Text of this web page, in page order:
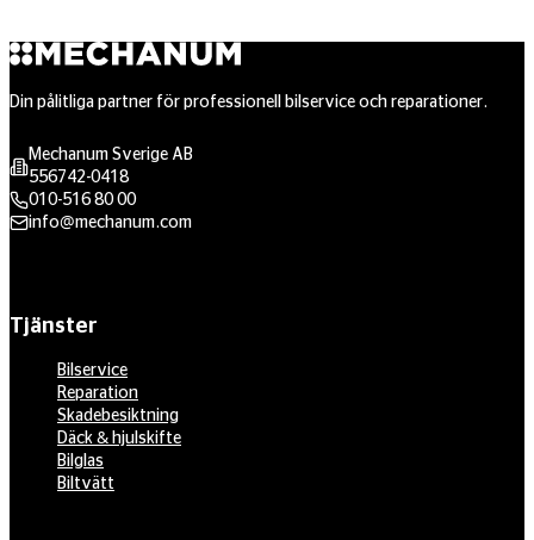
Din pålitliga partner för professionell bilservice och reparationer.
Mechanum Sverige AB
556742-0418
010-516 80 00
info@mechanum.com
Tjänster
Bilservice
Reparation
Skadebesiktning
Däck & hjulskifte
Bilglas
Biltvätt